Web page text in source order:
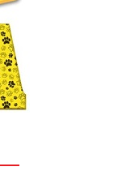
Kpop: Toppers
Cupcakes para